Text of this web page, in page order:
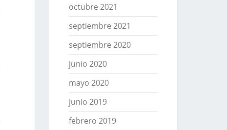
octubre 2021
septiembre 2021
septiembre 2020
junio 2020
mayo 2020
junio 2019
febrero 2019